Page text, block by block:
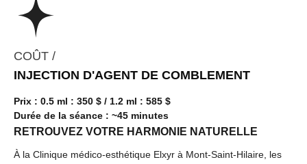
COÛT /
INJECTION D'AGENT DE COMBLEMENT
Prix : 0.5 ml : 350 $ / 1.2 ml : 585 $
Durée de la séance : ~45 minutes
RETROUVEZ VOTRE HARMONIE NATURELLE
À la Clinique médico-esthétique Elxyr à Mont-Saint-Hilaire, les